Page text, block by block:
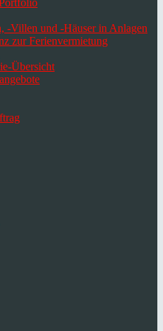
-Villen und -Häuser in Anlagen
zur Ferienvermietung
Übersicht